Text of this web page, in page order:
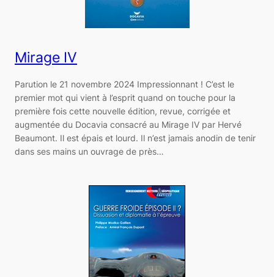
Mirage IV
Parution le 21 novembre 2024 Impressionnant ! C’est le
premier mot qui vient à l’esprit quand on touche pour la
première fois cette nouvelle édition, revue, corrigée et
augmentée du Docavia consacré au Mirage IV par Hervé
Beaumont. Il est épais et lourd. Il n’est jamais anodin de tenir
dans ses mains un ouvrage de près…